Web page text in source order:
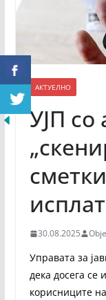
АКТУЕЛНО
УЈП со
30.08.2025
Управата за
дека досега се
корисниците